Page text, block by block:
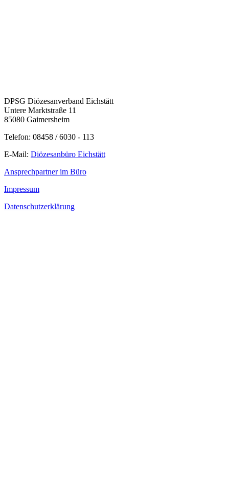
DPSG Diözesanverband Eichstätt
Untere Marktstraße 11
85080 Gaimersheim
Telefon: 08458 / 6030 - 113
E-Mail: Diözesanbüro Eichstätt
Ansprechpartner im Büro
Impressum
Datenschutzerklärung